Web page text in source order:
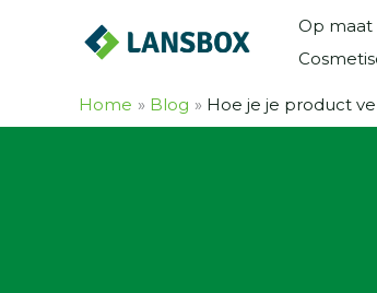
Op
Home Blog Hoe je je product